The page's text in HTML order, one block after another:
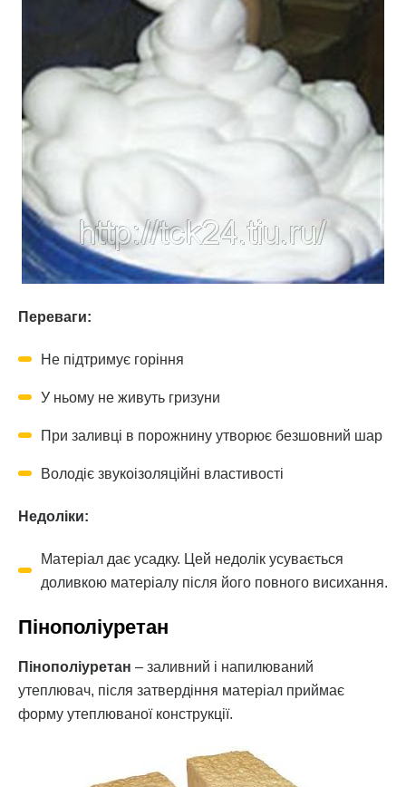
Переваги:
Не підтримує горіння
У ньому не живуть гризуни
При заливці в порожнину утворює безшовний шар
Володіє звукоізоляційні властивості
Недоліки:
Матеріал дає усадку. Цей недолік усувається
доливкою матеріалу після його повного висихання.
Пінополіуретан
Пінополіуретан – заливний і напилюваний
утеплювач, після затвердіння матеріал приймає
форму утеплюваної конструкції.